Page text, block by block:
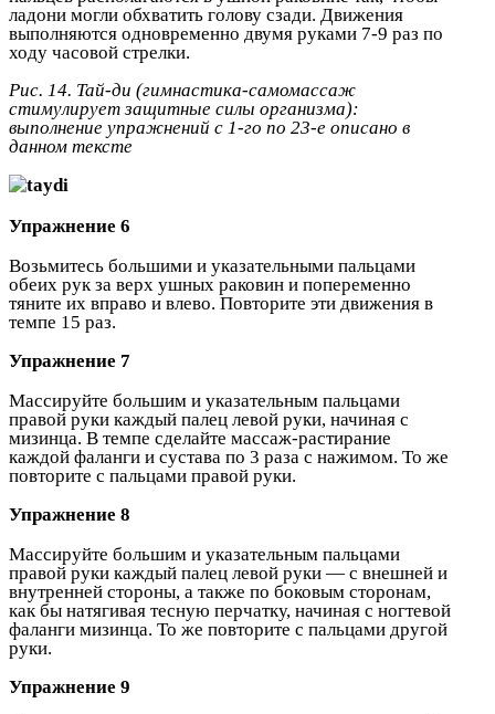
ладони могли обхватить голову сзади. Движения
выполняются одновременно двумя руками 7-9 раз по
ходу часовой стрелки.
Рис. 14. Тай-ди (гимнастика-самомассаж
стимулирует защитные силы организма):
выполнение упражнений с 1-го по 23-е описано в
данном тексте
Упражнение 6
Возьмитесь большими и указательными пальцами
обеих рук за верх ушных раковин и попеременно
тяните их вправо и влево. Повторите эти движения в
темпе 15 раз.
Упражнение 7
Массируйте большим и указательным пальцами
правой руки каждый палец левой руки, начиная с
мизинца. В темпе сделайте массаж-растирание
каждой фаланги и сустава по 3 раза с нажимом. То же
повторите с пальцами правой руки.
Упражнение 8
Массируйте большим и указательным пальцами
правой руки каждый палец левой руки — с внешней и
внутренней стороны, а также по боковым сторонам,
как бы натягивая тесную перчатку, начиная с ногтевой
фаланги мизинца. То же повторите с пальцами другой
руки.
Упражнение 9